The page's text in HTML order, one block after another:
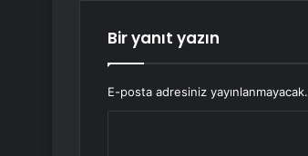
Bir yanıt yazın
E-posta adresiniz yayınlanmayacak.